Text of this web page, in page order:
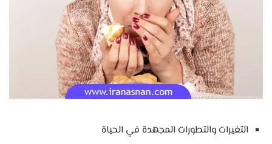
التغيرات والتطورات المجهدة في الحياة